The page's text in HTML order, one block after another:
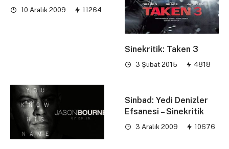
10 Aralık 2009 11264
Sinekritik: Taken 3
3 Şubat 2015 4818
Sinbad: Yedi Denizler
Efsanesi – Sinekritik
3 Aralık 2009 10676